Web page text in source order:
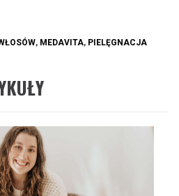
, MEDAVITA, PIELĘGNACJA